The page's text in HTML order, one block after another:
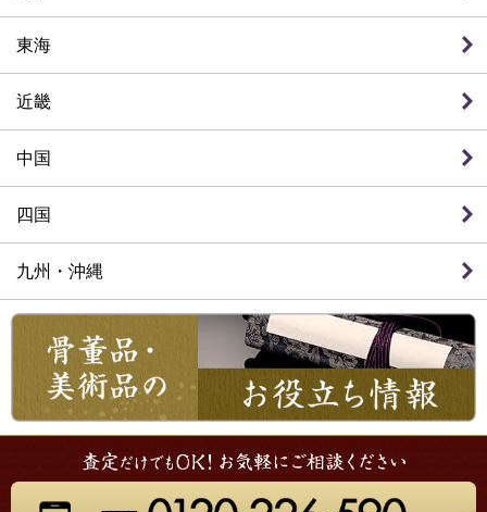
東海
近畿
中国
四国
九州・沖縄